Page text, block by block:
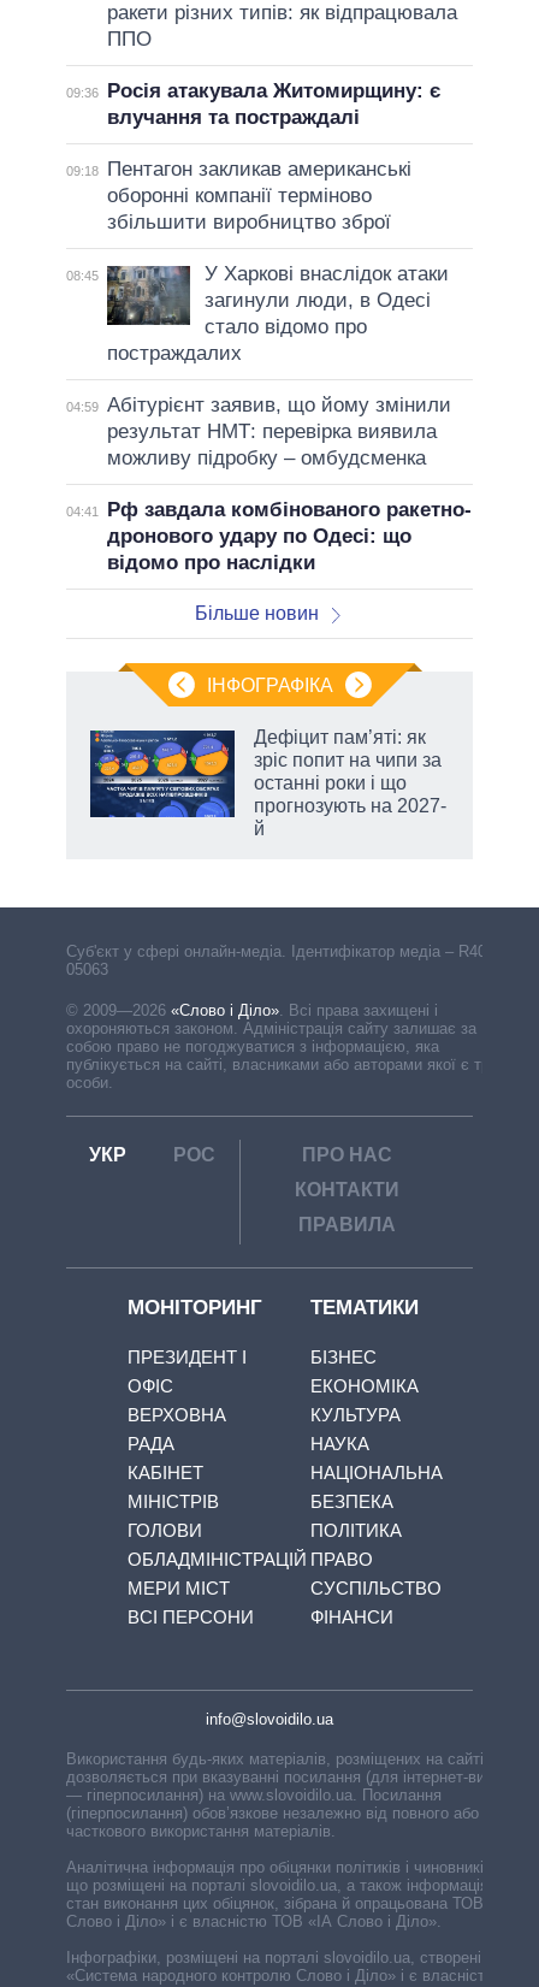
ракети різних типів: як відпрацювала
ППО
09:36
Росія атакувала Житомирщину: є
влучання та постраждалі
09:18
Пентагон закликав американські
оборонні компанії терміново
збільшити виробництво зброї
08:45
У Харкові внаслідок атаки
загинули люди, в Одесі
стало відомо про
постраждалих
04:59 Абітурієнт заявив, що йому змінили
результат НМТ: перевірка виявила
можливу підробку – омбудсменка
04:41
Рф завдала комбінованого ракетно-
дронового удару по Одесі: що
відомо про наслідки
Більше новин
ІНФОГРАФІКА
Дефіцит пам’яті: як
зріс попит на чипи за
останні роки і що
прогнозують на 2027-
й
Cуб'єкт у сфері онлайн-медіа. Ідентифікатор медіа – R40-
05063
© 2009—2026 «Слово і Діло». Всі права захищені і
охороняються законом. Адміністрація сайту залишає за
собою право не погоджуватися з інформацією, яка
публікується на сайті, власниками або авторами якої є треті
особи.
УКР РОС
ПРО НАС
КОНТАКТИ
ПРАВИЛА
МОНІТОРИНГ
ПРЕЗИДЕНТ І
ОФІС
ВЕРХОВНА
РАДА
КАБІНЕТ
МІНІСТРІВ
ГОЛОВИ
ОБЛАДМІНІСТРАЦІЙ
МЕРИ МІСТ
ВСІ ПЕРСОНИ
ТЕМАТИКИ
БІЗНЕС
ЕКОНОМІКА
КУЛЬТУРА
НАУКА
НАЦІОНАЛЬНА
БЕЗПЕКА
ПОЛІТИКА
ПРАВО
СУСПІЛЬСТВО
ФІНАНСИ
info@slovoidilo.ua
Використання будь-яких матеріалів, розміщених на сайті,
дозволяється при вказуванні посилання (для інтернет-видань
— гіперпосилання) на www.slovoidilo.ua. Посилання
(гіперпосилання) обов’язкове незалежно від повного або
часткового використання матеріалів.
Аналітична інформація про обіцянки політиків і чиновників,
що розміщені на порталі slovoidilo.ua, а також інформація про
стан виконання цих обіцянок, зібрана й опрацьована ТОВ «ІА
Слово і Діло» і є власністю ТОВ «ІА Слово і Діло».
Інфографіки, розміщені на порталі slovoidilo.ua, створені ГО
«Система народного контролю Слово і Діло» і є власністю